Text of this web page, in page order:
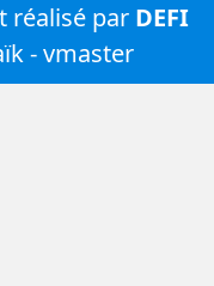
réalisé par DEFI
- vmaster